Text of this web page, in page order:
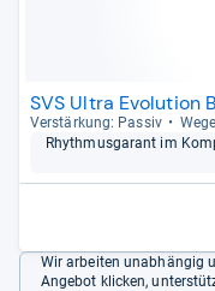
SVS Ultra Evolution
Ver­stär­kung: Pas­siv
Rhyth­mus­ga­rant im
Wir arbeiten unabhängig
Angebot klicken,